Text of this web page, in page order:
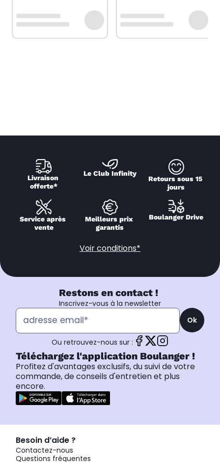
Livraison
offerte*
Le Club Infinity
Retours sous 15
jours
Service après
vente
Meilleurs prix
garantis
Boulanger Drive
Voir conditions*
Restons en contact !
Inscrivez-vous à la newsletter
Ok
Ou retrouvez-nous sur :
Téléchargez l'application Boulanger !
Profitez d'avantages exclusifs, du suivi de votre
commande, de conseils d'entretien et plus
encore.
Besoin d’aide ?
Contactez-nous
Questions fréquentes